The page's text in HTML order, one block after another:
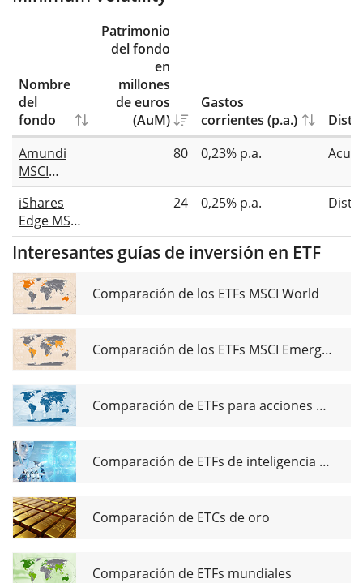
Nombre
del
fondo
Patrimonio
del fondo
en
millones
de euros
(AuM)
Gastos
corrientes (p.a.)
Amundi
MSCI
Europe
Minimum
Volatility
Factor
UCITS ETF
EUR (C)
80 0,23% p.a.
iShares
Edge MSCI
Europe
Minimum
Volatility
UCITS ETF
EUR (Dist)
24 0,25% p.a.
Interesantes guías de inversión en ETF
Comparación de los ETFs MSCI World
Comparación de los ETFs MSCI Emerging Markets
Comparación de ETFs para acciones de dividendos globales
Comparación de ETFs de inteligencia artificial
Comparación de ETCs de oro
Comparación de ETFs mundiales